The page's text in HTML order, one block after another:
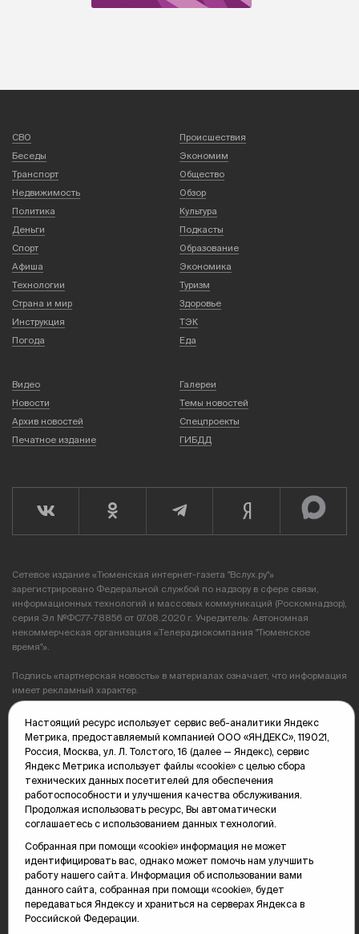
СВО
Происшествия
Беседы
Экономим
Транспорт
Общество
Недвижимость
Обзор
Политика
Культура
Деньги
Подкасты
Спорт
Образование
Афиша
Экономика
Технологии
Туризм
Страна и мир
Здоровье
Инструкция
ТЭК
Погода
Еда
Видео
Галереи
Новости
Темы новостей
Архив новостей
Спецпроекты
Печатное издание
ГИБДД
Сетевое издание «Тюменская интернет-газета "Вслух.ру"»
зарегистрировано Федеральной службой по надзору в сфере связи,
информационных технологий и массовых коммуникаций (Роскомнадзор),
серия Эл №ФС77-78856 от 07.08.2020 г. Учредитель: Автономная
некоммерческая организация «Телерадиокомпания "Тюменское
время"».
Подпись «партнерская новость» в материалах означает, что информация
имеет рекламный характер.
Политика конфиденциальности
Редакция: 625035, Тюмень, пр. Геологоразведчиков, 28А
(3452) 68-89-05
edit@vsluh.ru
Главный редактор: Панкина Т.Ю.
kika@vsluh.ru
По вопросам рекламы:
(3452) 68-89-78
kotovaev@sibinformburo.ru
mim@vsluh.ru
Настоящий ресурс использует сервис веб-аналитики Яндекс
Метрика, предоставляемый компанией ООО «ЯНДЕКС», 119021,
Россия, Москва, ул. Л. Толстого, 16 (далее — Яндекс), сервис
Яндекс Метрика использует файлы «cookie» с целью сбора
технических данных посетителей для обеспечения
работоспособности и улучшения качества обслуживания.
Продолжая использовать ресурс, Вы автоматически
соглашаетесь с использованием данных технологий.
Собранная при помощи «cookie» информация не может
идентифицировать вас, однако может помочь нам улучшить
работу нашего сайта. Информация об использовании вами
данного сайта, собранная при помощи «cookie», будет
передаваться Яндексу и храниться на серверах Яндекса в
Российской Федерации.